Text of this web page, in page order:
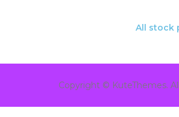
All stock
Copyright © KuteThemes.